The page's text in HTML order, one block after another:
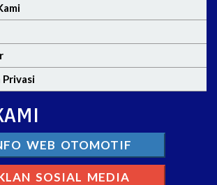
Privasi
WEB OTOMOTIF
SOSIAL MEDIA